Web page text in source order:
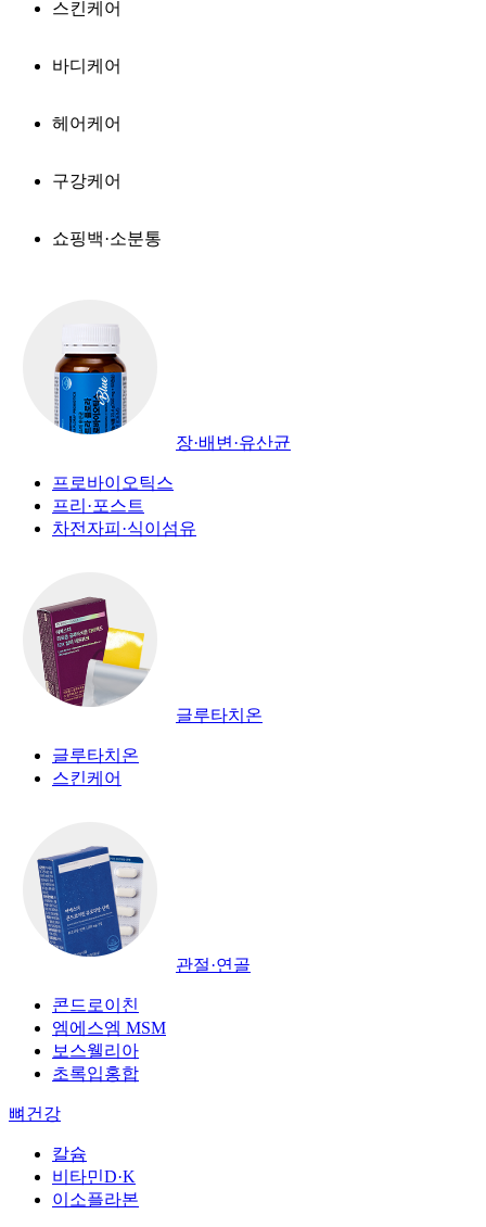
스킨케어
바디케어
헤어케어
구강케어
쇼핑백·소분통
장·배변·유산균
프로바이오틱스
프리·포스트
차전자피·식이섬유
글루타치온
글루타치온
스킨케어
관절·연골
콘드로이친
엠에스엠 MSM
보스웰리아
초록입홍합
뼈건강
칼슘
비타민D·K
이소플라본